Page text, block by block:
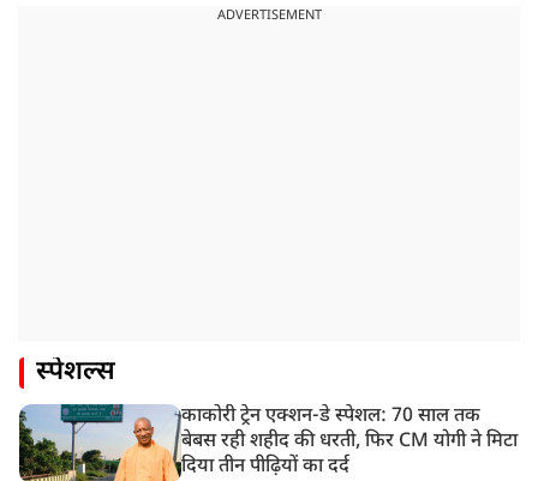
ADVERTISEMENT
स्पेशल्स
काकोरी ट्रेन एक्शन-डे स्पेशल: 70 साल तक
बेबस रही शहीद की धरती, फिर CM योगी ने मिटा
दिया तीन पीढ़ियों का दर्द